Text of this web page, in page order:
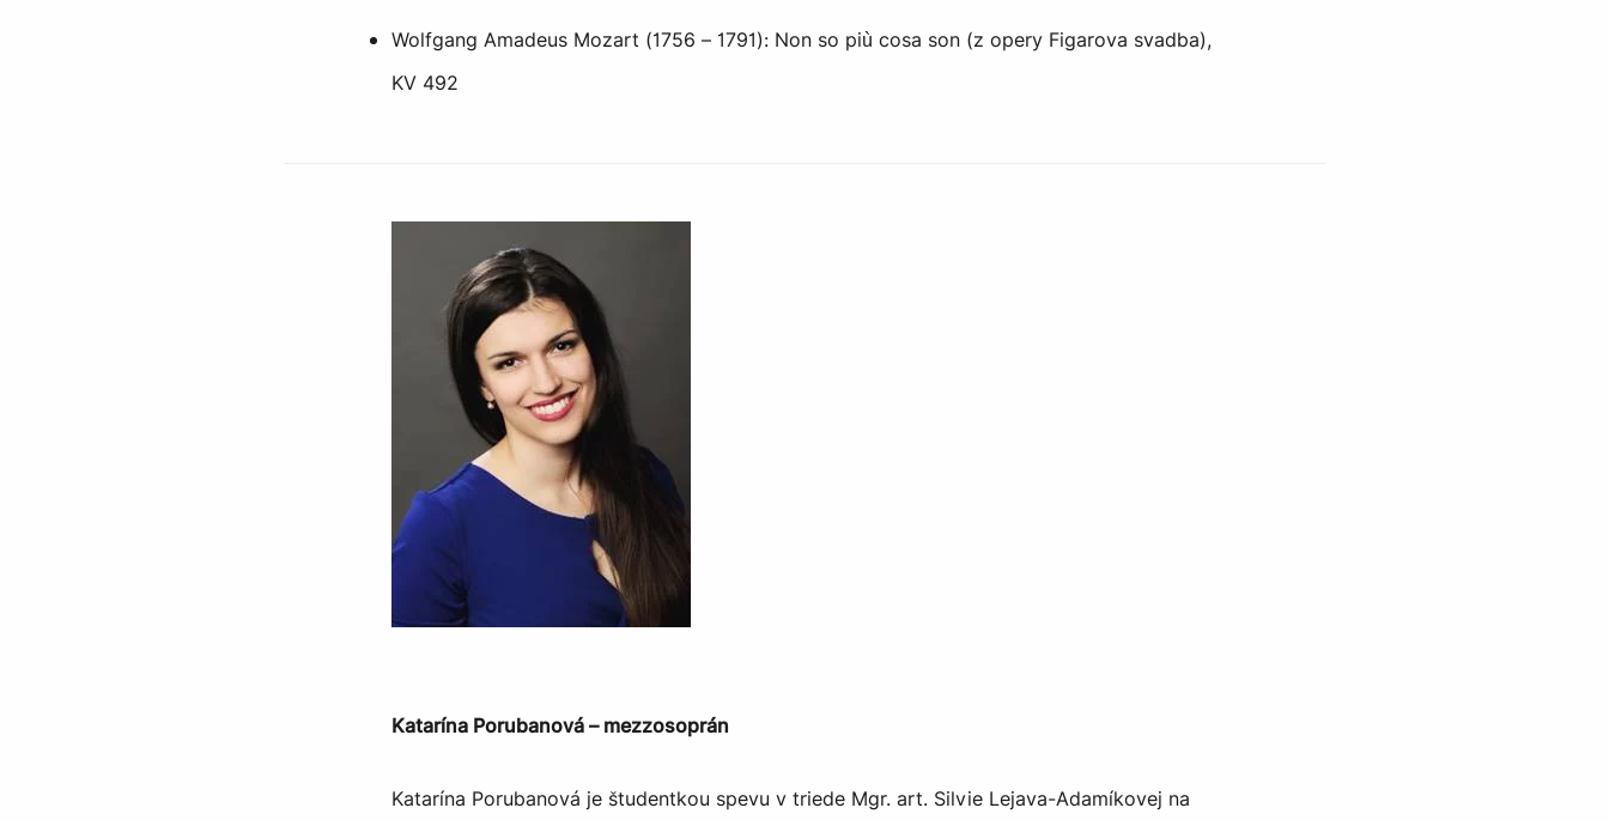
Wolfgang Amadeus Mozart (1756 – 1791): Non so più cosa son (z opery Figarova svadba),
KV 492
Katarína Porubanová – mezzosoprán
Katarína Porubanová je študentkou spevu v triede Mgr. art. Silvie Lejava-Adamíkovej na